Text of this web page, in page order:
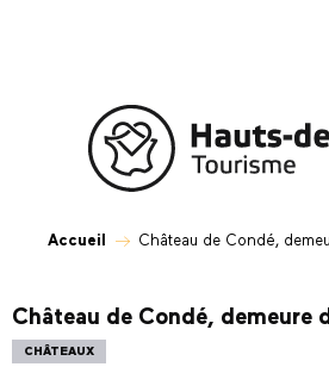
Accueil Château de Condé,
Château de Condé, demeure
CHÂTEAUX